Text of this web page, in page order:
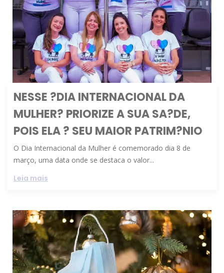
NESSE ?DIA INTERNACIONAL DA
MULHER? PRIORIZE A SUA SA?DE,
POIS ELA ? SEU MAIOR PATRIM?NIO
O Dia Internacional da Mulher é comemorado dia 8 de
março, uma data onde se destaca o valor...
Leia mais